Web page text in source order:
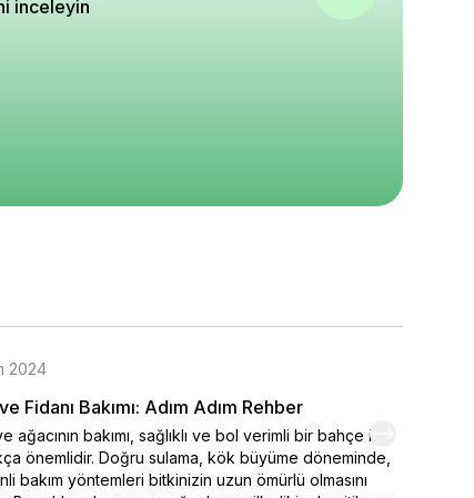
inceleyin
2024
Fidanı Bakımı: Adım Adım Rehber
ağacının bakımı, sağlıklı ve bol verimli bir bahçe için
önemlidir. Doğru sulama, kök büyüme döneminde,
bakım yöntemleri bitkinizin uzun ömürlü olmasını